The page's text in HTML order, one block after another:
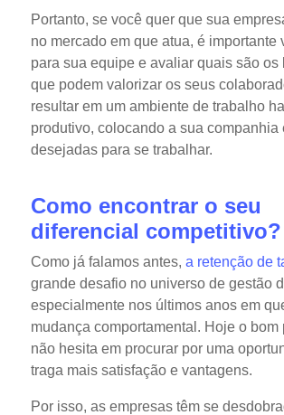
Portanto, se você quer que sua
no mercado em que atua, é importante
para sua equipe e avaliar quais são os
que podem valorizar os seus
resultar em um ambiente de trabalho
produtivo, colocando a sua companhia
desejadas para se trabalhar.
Como encontrar o seu
diferencial competitivo?
Como já falamos antes, a retenção de
grande desafio no universo de gestão
especialmente nos últimos anos em
mudança comportamental. Hoje o bom
não hesita em procurar por uma
traga mais satisfação e vantagens.
Por isso, as empresas têm se